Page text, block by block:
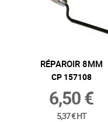
RÉPAROIR 8MM
CP 157108
6,50 €
5,37 € HT